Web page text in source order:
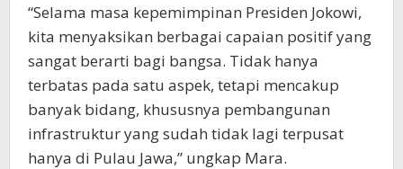
“Selama masa kepemimpinan Presiden Jokowi,
kita menyaksikan berbagai capaian positif yang
sangat berarti bagi bangsa. Tidak hanya
terbatas pada satu aspek, tetapi mencakup
banyak bidang, khususnya pembangunan
infrastruktur yang sudah tidak lagi terpusat
hanya di Pulau Jawa,” ungkap Mara.